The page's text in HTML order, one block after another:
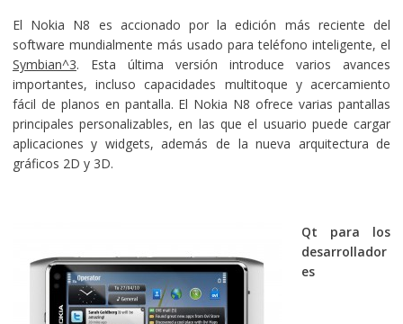
El Nokia N8 es accionado por la edición más reciente del
software mundialmente más usado para teléfono inteligente, el
Symbian^3. Esta última versión introduce varios avances
importantes, incluso capacidades multitoque y acercamiento
fácil de planos en pantalla. El Nokia N8 ofrece varias pantallas
principales personalizables, en las que el usuario puede cargar
aplicaciones y widgets, además de la nueva arquitectura de
gráficos 2D y 3D.
Qt para los
desarrollador
es